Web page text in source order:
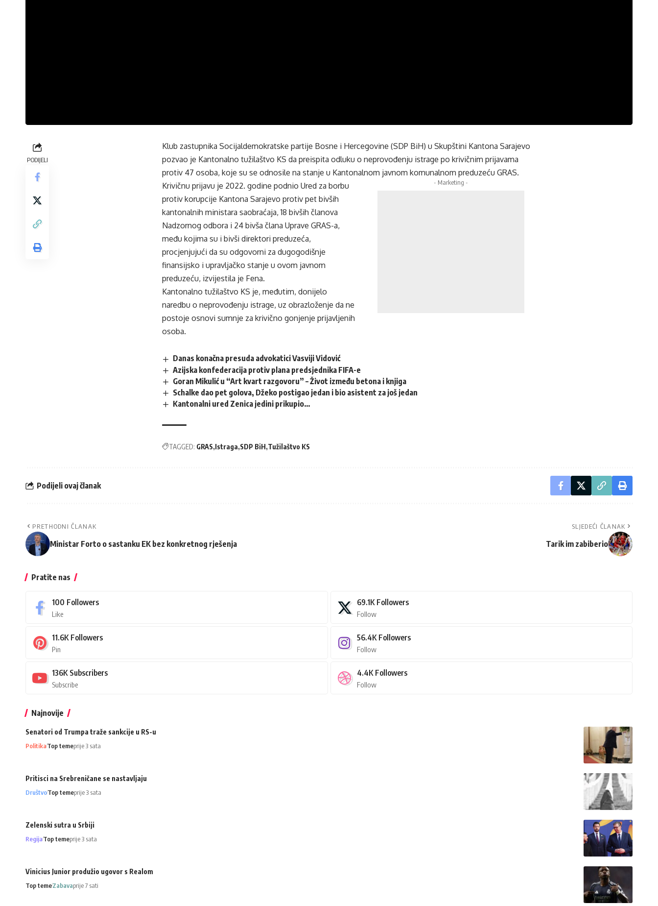
PODIJELI
Klub zastupnika Socijaldemokratske partije Bosne i Hercegovine (SDP BiH) u Skupštini Kantona Sarajevo
pozvao je Kantonalno tužilaštvo KS da preispita odluku o neprovođenju istrage po krivičnim prijavama
protiv 47 osoba, koje su se odnosile na stanje u Kantonalnom javnom komunalnom preduzeću GRAS.
- Marketing -
Krivičnu prijavu je 2022. godine podnio Ured za borbu
protiv korupcije Kantona Sarajevo protiv pet bivših
kantonalnih ministara saobraćaja, 18 bivših članova
Nadzornog odbora i 24 bivša člana Uprave GRAS-a,
među kojima su i bivši direktori preduzeća,
procjenjujući da su odgovorni za dugogodišnje
finansijsko i upravljačko stanje u ovom javnom
preduzeću, izvijestila je Fena.
Kantonalno tužilaštvo KS je, međutim, donijelo
naredbu o neprovođenju istrage, uz obrazloženje da ne
postoje osnovi sumnje za krivično gonjenje prijavljenih
osoba.
Danas konačna presuda advokatici Vasviji Vidović
Azijska konfederacija protiv plana predsjednika FIFA-e
Goran Mikulić u “Art kvart razgovoru” – Život između betona i knjiga
Schalke dao pet golova, Džeko postigao jedan i bio asistent za još jedan
Kantonalni ured Zenica jedini prikupio…
TAGGED: GRAS Istraga SDP BiH Tužilaštvo KS
Podijeli ovaj članak
PRETHODNI ČLANAK
Ministar Forto o sastanku EK bez konkretnog rješenja
SLJEDEĆI ČLANAK
Tarik im zabiberio
Pratite nas
100 Followers
Like
69.1K Followers
Follow
11.6K Followers
Pin
56.4K Followers
Follow
136K Subscribers
Subscribe
4.4K Followers
Follow
Najnovije
Senatori od Trumpa traže sankcije u RS-u
PolitikaTop temeprije 3 sata
Pritisci na Srebreničane se nastavljaju
DruštvoTop temeprije 3 sata
Zelenski sutra u Srbiji
RegijaTop temeprije 3 sata
Vinicius Junior produžio ugovor s Realom
Top temeZabavaprije 7 sati